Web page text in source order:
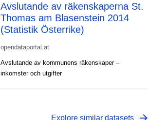
Avslutande av räkenskaperna St.
Thomas am Blasenstein 2014
(Statistik Österrike)
opendataportal.at
Avslutande av kommunens räkenskaper –
inkomster och utgifter
Explore similar datasets